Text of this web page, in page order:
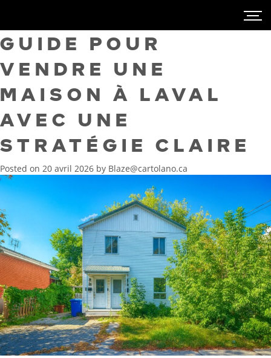
GUIDE POUR
VENDRE UNE
MAISON À LAVAL
AVEC UNE
STRATÉGIE CLAIRE
Posted on 20 avril 2026 by Blaze@cartolano.ca